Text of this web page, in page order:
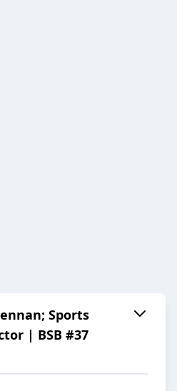
Sports
| BSB #37